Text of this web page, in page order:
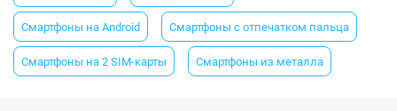
Смартфоны на Android Смартфоны с отпечатком пальца
Смартфоны на 2 SIM-карты Смартфоны из металла